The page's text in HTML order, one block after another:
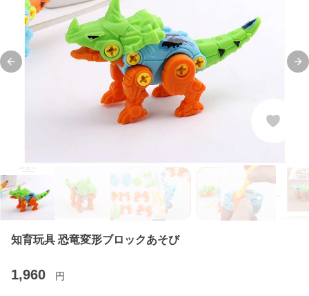
Previous slide
知育玩具 恐竜変形ブロックあそび
1,960 円